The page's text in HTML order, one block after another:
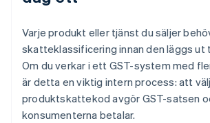
Varje produkt eller tjänst du säljer
skatteklassificering innan den läggs ut
Om du verkar i ett GST-system med
är detta en viktig intern process: att
produktskattekod avgör GST-satsen
konsumenterna betalar.